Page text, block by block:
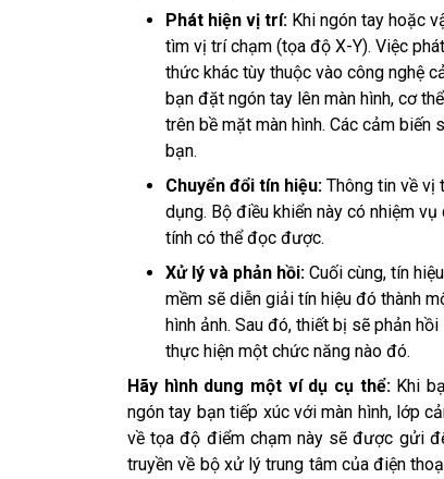
Phát hiện vị trí: Khi ngón tay hoặc
tìm vị trí chạm (tọa độ X-Y). Việc
thức khác tùy thuộc vào công nghệ
bạn đặt ngón tay lên màn hình, cơ
trên bề mặt màn hình. Các cảm
bạn.
Chuyển đổi tín hiệu: Thông tin về vị
dụng. Bộ điều khiển này có nhiệm
tính có thể đọc được.
Xử lý và phản hồi: Cuối cùng, tín
mềm sẽ diễn giải tín hiệu đó thành
hình ảnh. Sau đó, thiết bị sẽ phản
thực hiện một chức năng nào đó.
Hãy hình dung một ví dụ cụ thể:Khi
ngón tay bạn tiếp xúc với màn hình, lớp
về tọa độ điểm chạm này sẽ được gửi
truyền về bộ xử lý trung tâm của điện